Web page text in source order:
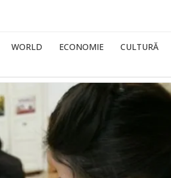
WORLD ECONOMIE CULTURĂ